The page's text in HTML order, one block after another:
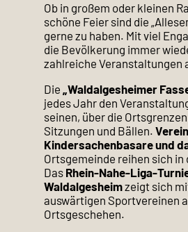
Ob in großem oder kleinen
schöne Feier sind die
gerne zu haben. Mit viel
die Bevölkerung immer
zahlreiche Veranstaltungen
Die „Waldalgesheimer
jedes Jahr den
seinen, über die
Sitzungen und Bällen.
Kindersachenbasare und
Ortsgemeinde reihen sich in
Das Rhein-Nahe-Liga-
Waldalgesheimzeigt sich
auswärtigen Sportvereinen
Ortsgeschehen.